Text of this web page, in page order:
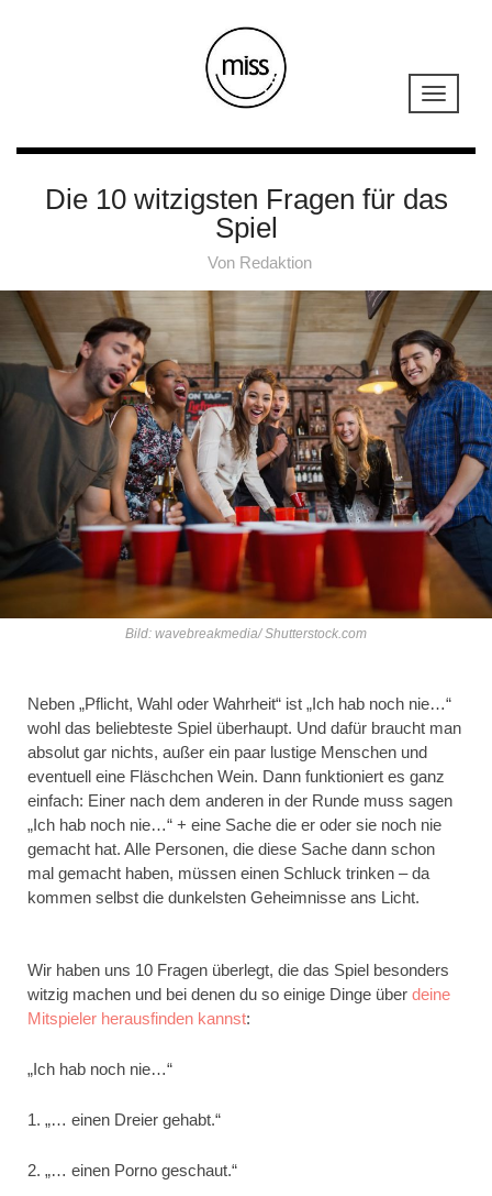
Die 10 witzigsten Fragen für das
Spiel
Von Redaktion
Bild: wavebreakmedia/ Shutterstock.com
Neben „Pflicht, Wahl oder Wahrheit“ ist „Ich hab noch nie…“
wohl das beliebteste Spiel überhaupt. Und dafür braucht man
absolut gar nichts, außer ein paar lustige Menschen und
eventuell eine Fläschchen Wein. Dann funktioniert es ganz
einfach: Einer nach dem anderen in der Runde muss sagen
„Ich hab noch nie…“ + eine Sache die er oder sie noch nie
gemacht hat. Alle Personen, die diese Sache dann schon
mal gemacht haben, müssen einen Schluck trinken – da
kommen selbst die dunkelsten Geheimnisse ans Licht.
Wir haben uns 10 Fragen überlegt, die das Spiel besonders
witzig machen und bei denen du so einige Dinge über deine
Mitspieler herausfinden kannst:
„Ich hab noch nie…“
1. „… einen Dreier gehabt.“
2. „… einen Porno geschaut.“